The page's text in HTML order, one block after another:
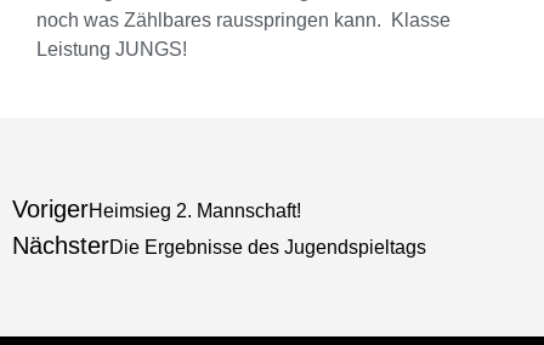
noch was Zählbares rausspringen kann. Klasse
Leistung JUNGS!
VorigerHeimsieg 2. Mannschaft!
NächsterDie Ergebnisse des Jugendspieltags